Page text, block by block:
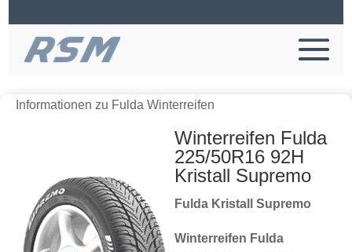
Informationen zu Fulda Winterreifen
Winterreifen Fulda
225/50R16 92H
Kristall Supremo
Fulda Kristall Supremo
Winterreifen Fulda